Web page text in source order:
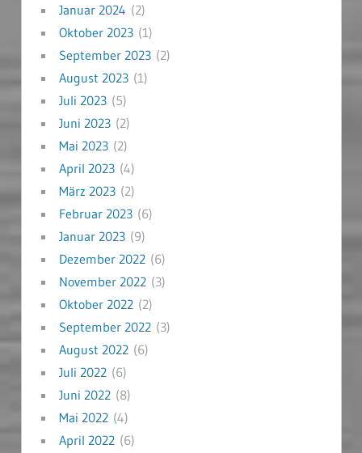
Januar 2024 (2)
Oktober 2023(1)
September 2023(2)
August 2023(1)
Juli 2023(5)
Juni 2023(2)
Mai 2023(2)
April 2023(4)
März 2023(2)
Februar 2023(6)
Januar 2023(9)
Dezember 2022(6)
November 2022(3)
Oktober 2022(2)
September 2022(3)
August 2022(6)
Juli 2022(6)
Juni 2022(8)
Mai 2022(4)
April 2022(6)